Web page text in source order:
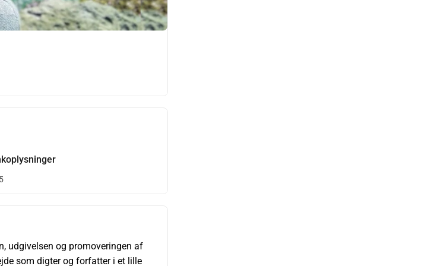
udgivelsen og promoveringen af
som digter og forfatter i et lille